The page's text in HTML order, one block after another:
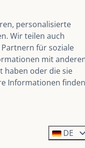
Ansehen
Appartment Schöne
Deutschland,
Gemütliche
Wanderungen, in
personalisierte
Wir teilen auch
für soziale
mit
haben oder die sie
Informationen finden
DE